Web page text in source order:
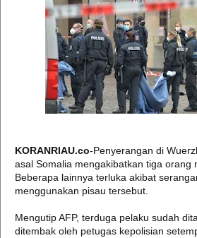
KORANRIAU.co-Penyerangan di
asal Somalia mengakibatkan tiga orang
Beberapa lainnya terluka akibat
menggunakan pisau tersebut.
Mengutip AFP, terduga pelaku sudah
ditembak oleh petugas kepolisian